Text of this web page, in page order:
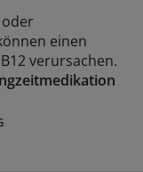
einen
verursachen.